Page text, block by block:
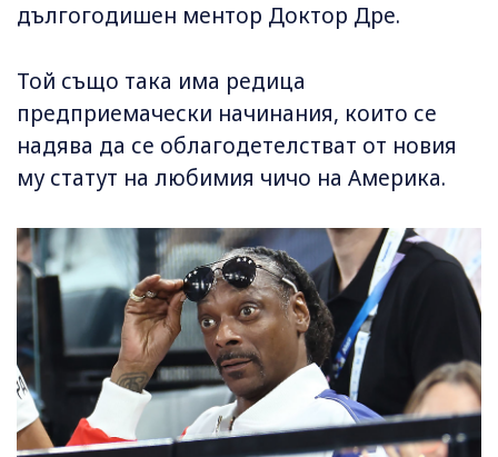
дългогодишен ментор Доктор Дре.
Той също така има редица
предприемачески начинания, които се
надява да се облагодетелстват от новия
му статут на любимия чичо на Америка.